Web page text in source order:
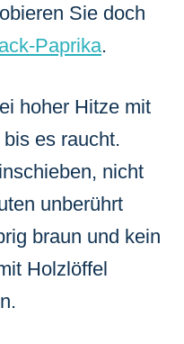
Sie doch
Paprika.
hoher Hitze mit
es raucht.
nicht
unberührt
braun und kein
Holzlöffel